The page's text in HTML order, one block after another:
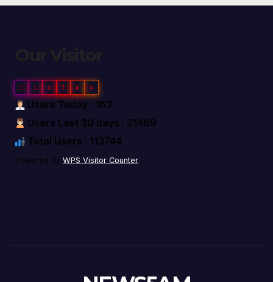
1 1 3 7 4 4
Users Today : 163
Users Last 30 days : 21469
Total Users : 113744
Powered By WPS Visitor Counter